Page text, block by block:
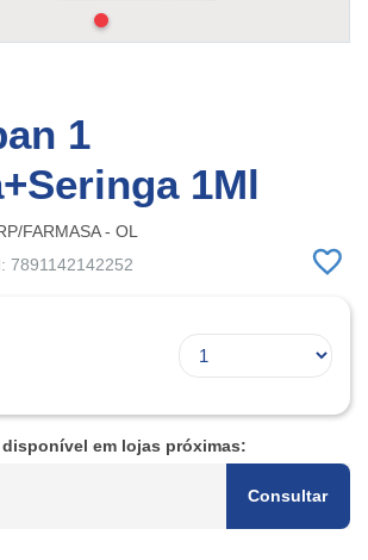
1
1Ml
FARMASA - OL
7891142142252
em lojas próximas:
Consultar